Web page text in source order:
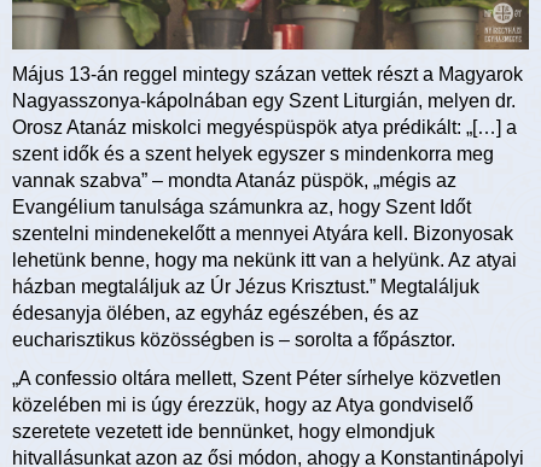
Május 13-án reggel mintegy százan vettek részt a Magyarok
Nagyasszonya-kápolnában egy Szent Liturgián, melyen dr.
Orosz Atanáz miskolci megyéspüspök atya prédikált: „[…] a
szent idők és a szent helyek egyszer s mindenkorra meg
vannak szabva” – mondta Atanáz püspök, „mégis az
Evangélium tanulsága számunkra az, hogy Szent Időt
szentelni mindenekelőtt a mennyei Atyára kell. Bizonyosak
lehetünk benne, hogy ma nekünk itt van a helyünk. Az atyai
házban megtaláljuk az Úr Jézus Krisztust.” Megtaláljuk
édesanyja ölében, az egyház egészében, és az
eucharisztikus közösségben is – sorolta a főpásztor.
„A confessio oltára mellett, Szent Péter sírhelye közvetlen
közelében mi is úgy érezzük, hogy az Atya gondviselő
szeretete vezetett ide bennünket, hogy elmondjuk
hitvallásunkat azon az ősi módon, ahogy a Konstantinápolyi